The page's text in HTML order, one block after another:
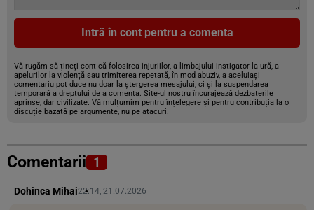
Intră în cont pentru a comenta
Vă rugăm să țineți cont că folosirea injuriilor, a limbajului instigator la ură, a
apelurilor la violență sau trimiterea repetată, în mod abuziv, a aceluiași
comentariu pot duce nu doar la ștergerea mesajului, ci și la suspendarea
temporară a dreptului de a comenta. Site-ul nostru încurajează dezbaterile
aprinse, dar civilizate. Vă mulțumim pentru înțelegere și pentru contribuția la o
discuție bazată pe argumente, nu pe atacuri.
Comentarii 1
Dohinca Mihai22:14, 21.07.2026